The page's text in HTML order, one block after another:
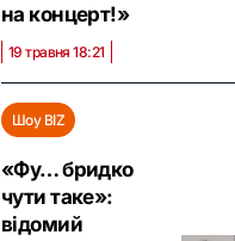
на концерт!»
19 травня 18:21
Шоу BIZ
«Фу… бридко
чути таке»:
відомий